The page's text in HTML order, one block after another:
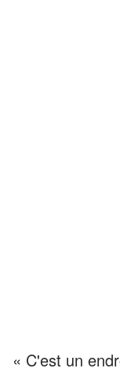
« C'est un